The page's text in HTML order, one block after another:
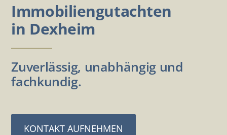
Immobiliengutachten
in Dexheim
Zuverlässig, unabhängig und
fachkundig.
KONTAKT AUFNEHMEN